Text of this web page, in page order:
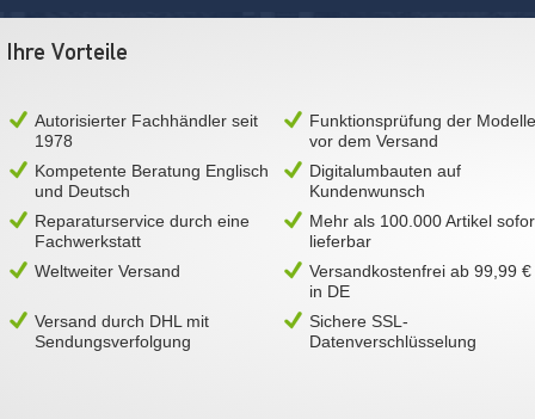
Ihre Vorteile
Autorisierter Fachhändler seit
1978
Funktionsprüfung der Modelle
vor dem Versand
Kompetente Beratung Englisch
und Deutsch
Digitalumbauten auf
Kundenwunsch
Reparaturservice durch eine
Fachwerkstatt
Mehr als 100.000 Artikel
lieferbar
Weltweiter Versand
Versandkostenfrei ab 99,99 €
in DE
Versand durch DHL mit
Sendungsverfolgung
Sichere SSL-
Datenverschlüsselung